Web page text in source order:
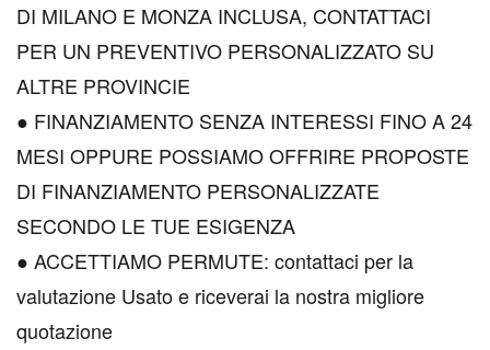
DI MILANO E MONZA INCLUSA, CONTATTACI
PER UN PREVENTIVO PERSONALIZZATO SU
ALTRE PROVINCIE
● FINANZIAMENTO SENZA INTERESSI FINO A 24
MESI OPPURE POSSIAMO OFFRIRE PROPOSTE
DI FINANZIAMENTO PERSONALIZZATE
SECONDO LE TUE ESIGENZA
● ACCETTIAMO PERMUTE: contattaci per la
valutazione Usato e riceverai la nostra migliore
quotazione